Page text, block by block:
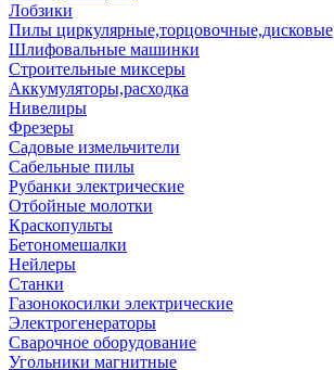
Лобзики
Пилы циркулярные,торцовочные,дисковые
Шлифовальные машинки
Строительные миксеры
Аккумуляторы,расходка
Нивелиры
Фрезеры
Садовые измельчители
Сабельные пилы
Рубанки электрические
Отбойные молотки
Краскопульты
Бетономешалки
Нейлеры
Станки
Газонокосилки электрические
Электрогенераторы
Сварочное оборудование
Угольники магнитные